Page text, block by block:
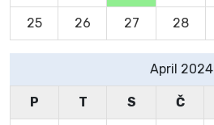
25 26 27 28
April 2024
P T S Č